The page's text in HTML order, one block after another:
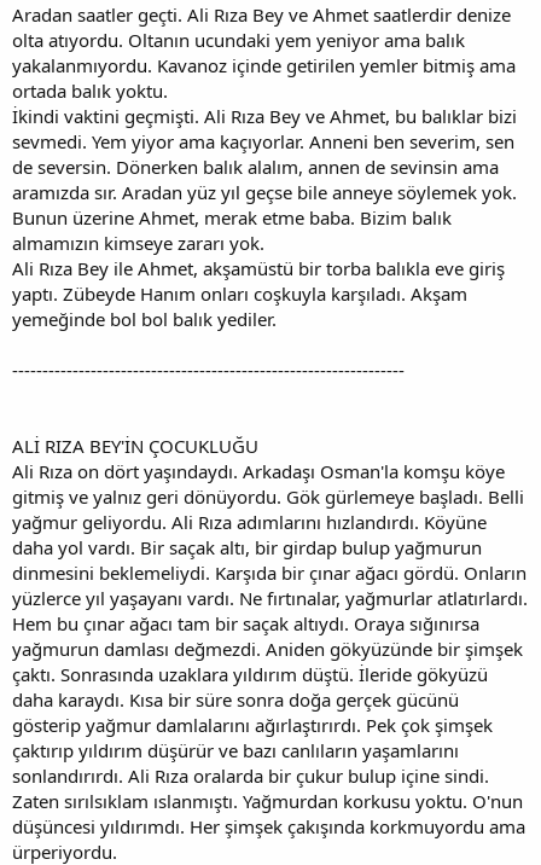
Aradan saatler geçti. Ali Rıza Bey ve Ahmet saatlerdir denize
olta atıyordu. Oltanın ucundaki yem yeniyor ama balık
yakalanmıyordu. Kavanoz içinde getirilen yemler bitmiş ama
ortada balık yoktu.
İkindi vaktini geçmişti. Ali Rıza Bey ve Ahmet, bu balıklar bizi
sevmedi. Yem yiyor ama kaçıyorlar. Anneni ben severim, sen
de seversin. Dönerken balık alalım, annen de sevinsin ama
aramızda sır. Aradan yüz yıl geçse bile anneye söylemek yok.
Bunun üzerine Ahmet, merak etme baba. Bizim balık
almamızın kimseye zararı yok.
Ali Rıza Bey ile Ahmet, akşamüstü bir torba balıkla eve giriş
yaptı. Zübeyde Hanım onları coşkuyla karşıladı. Akşam
yemeğinde bol bol balık yediler.
-----------------------------------------------------------------
ALİ RIZA BEY'İN ÇOCUKLUĞU
Ali Rıza on dört yaşındaydı. Arkadaşı Osman'la komşu köye
gitmiş ve yalnız geri dönüyordu. Gök gürlemeye başladı. Belli
yağmur geliyordu. Ali Rıza adımlarını hızlandırdı. Köyüne
daha yol vardı. Bir saçak altı, bir girdap bulup yağmurun
dinmesini beklemeliydi. Karşıda bir çınar ağacı gördü. Onların
yüzlerce yıl yaşayanı vardı. Ne fırtınalar, yağmurlar atlatırlardı.
Hem bu çınar ağacı tam bir saçak altıydı. Oraya sığınırsa
yağmurun damlası değmezdi. Aniden gökyüzünde bir şimşek
çaktı. Sonrasında uzaklara yıldırım düştü. İleride gökyüzü
daha karaydı. Kısa bir süre sonra doğa gerçek gücünü
gösterip yağmur damlalarını ağırlaştırırdı. Pek çok şimşek
çaktırıp yıldırım düşürür ve bazı canlıların yaşamlarını
sonlandırırdı. Ali Rıza oralarda bir çukur bulup içine sindi.
Zaten sırılsıklam ıslanmıştı. Yağmurdan korkusu yoktu. O'nun
düşüncesi yıldırımdı. Her şimşek çakışında korkmuyordu ama
ürperiyordu.